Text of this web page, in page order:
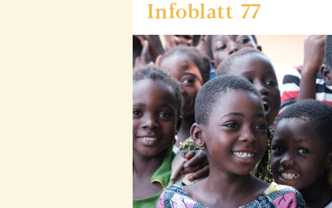
Infoblatt 77